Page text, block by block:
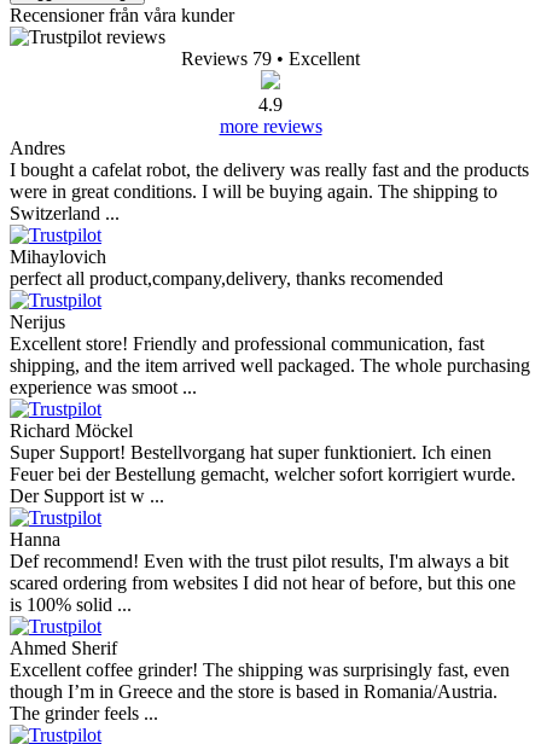
Recensioner från våra kunder
Reviews 79 • Excellent
4.9
more reviews
Andres
I bought a cafelat robot, the delivery was really fast and the products
were in great conditions. I will be buying again. The shipping to
Switzerland ...
Mihaylovich
perfect all product,company,delivery, thanks recomended
Nerijus
Excellent store! Friendly and professional communication, fast
shipping, and the item arrived well packaged. The whole purchasing
experience was smoot ...
Richard Möckel
Super Support! Bestellvorgang hat super funktioniert. Ich einen
Feuer bei der Bestellung gemacht, welcher sofort korrigiert wurde.
Der Support ist w ...
Hanna
Def recommend! Even with the trust pilot results, I'm always a bit
scared ordering from websites I did not hear of before, but this one
is 100% solid ...
Ahmed Sherif
Excellent coffee grinder! The shipping was surprisingly fast, even
though I’m in Greece and the store is based in Romania/Austria.
The grinder feels ...